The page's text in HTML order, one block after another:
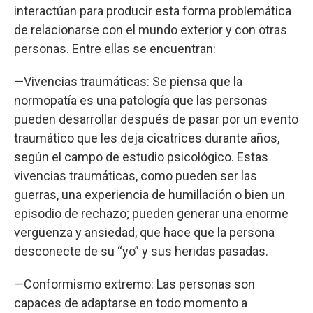
interactúan para producir esta forma problemática
de relacionarse con el mundo exterior y con otras
personas. Entre ellas se encuentran:
—Vivencias traumáticas: Se piensa que la
normopatía es una patología que las personas
pueden desarrollar después de pasar por un evento
traumático que les deja cicatrices durante años,
según el campo de estudio psicológico. Estas
vivencias traumáticas, como pueden ser las
guerras, una experiencia de humillación o bien un
episodio de rechazo; pueden generar una enorme
vergüenza y ansiedad, que hace que la persona
desconecte de su “yo” y sus heridas pasadas.
—Conformismo extremo: Las personas son
capaces de adaptarse en todo momento a